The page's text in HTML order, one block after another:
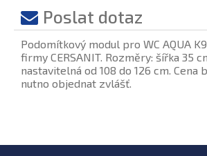
Poslat dotaz
Podomítkový modul pro WC AQUA
firmy CERSANIT. Rozměry: šířka 35
nastavitelná od 108 do 126 cm. Cena
nutno objednat zvlášť.